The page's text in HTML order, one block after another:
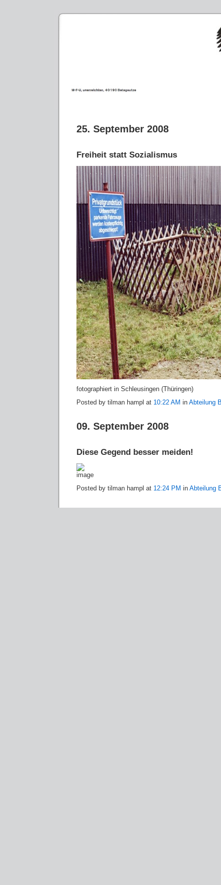
25. September 2008
Freiheit statt Sozialismus
fotographiert in Schleusingen (Thüringen)
Posted by tilman hampl at 10:22 AM in Abteilung
09. September 2008
Diese Gegend besser meiden!
Posted by tilman hampl at 12:24 PM in Abteilung